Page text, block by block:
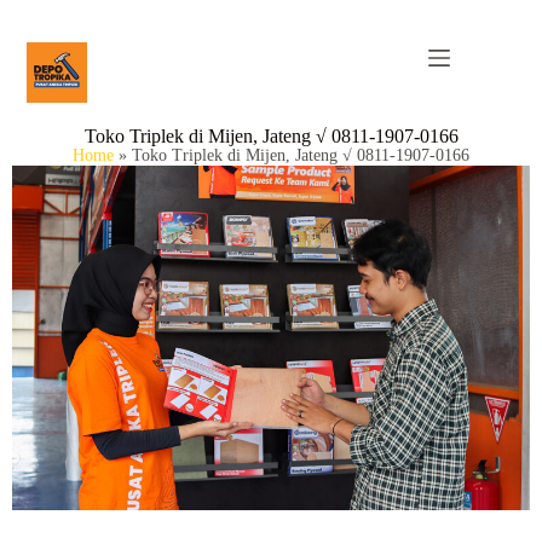
Toko Triplek di Mijen, Jateng √ 0811-1907-0166
Home » Toko Triplek di Mijen, Jateng √ 0811-1907-0166